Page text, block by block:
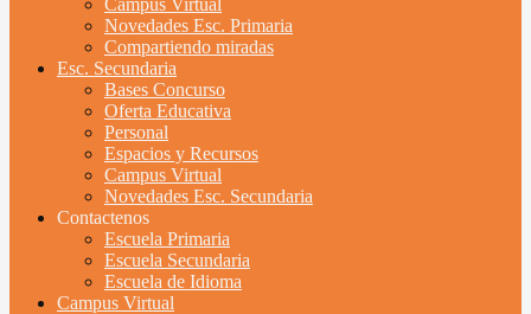
Campus Virtual
Novedades Esc. Primaria
Compartiendo miradas
Esc. Secundaria
Bases Concurso
Oferta Educativa
Personal
Espacios y Recursos
Campus Virtual
Novedades Esc. Secundaria
Contactenos
Escuela Primaria
Escuela Secundaria
Escuela de Idioma
Campus Virtual